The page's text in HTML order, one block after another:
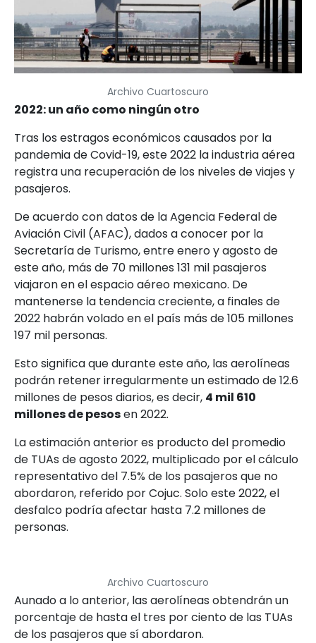
Archivo Cuartoscuro
2022: un año como ningún otro
Tras los estragos económicos causados por la
pandemia de Covid-19, este 2022 la industria aérea
registra una recuperación de los niveles de viajes y
pasajeros.
De acuerdo con datos de la Agencia Federal de
Aviación Civil (AFAC), dados a conocer por la
Secretaría de Turismo, entre enero y agosto de
este año, más de 70 millones 131 mil pasajeros
viajaron en el espacio aéreo mexicano. De
mantenerse la tendencia creciente, a finales de
2022 habrán volado en el país más de 105 millones
197 mil personas.
Esto significa que durante este año, las aerolíneas
podrán retener irregularmente un estimado de 12.6
millones de pesos diarios, es decir, 4 mil 610
millones de pesosen 2022.
La estimación anterior es producto del promedio
de TUAs de agosto 2022, multiplicado por el cálculo
representativo del 7.5% de los pasajeros que no
abordaron, referido por Cojuc. Solo este 2022, el
desfalco podría afectar hasta 7.2 millones de
personas.
Archivo Cuartoscuro
Aunado a lo anterior, las aerolíneas obtendrán un
porcentaje de hasta el tres por ciento de las TUAs
de los pasajeros que sí abordaron.